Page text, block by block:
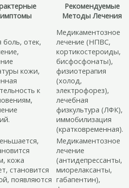
Рекомендуемые
Методы Лечения
боль, отек,
кожи,
к
Медикаментозное
лечение (НПВС,
кортикостероиды,
бисфосфонаты),
физиотерапия
(холод,
электрофорез),
лечебная
физкультура (ЛФК),
иммобилизация
(кратковременная).
кожа
становится
появляются
Медикаментозное
лечение
(антидепрессанты,
миорелаксанты,
габапентин),